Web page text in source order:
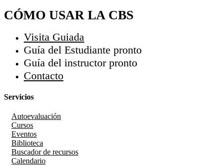
CÓMO USAR LA CBS
Visita Guiada
Guía del Estudiante pronto
Guía del instructor pronto
Contacto
Servicios
Autoevaluación
Cursos
Eventos
Biblioteca
Buscador de recursos
Calendario